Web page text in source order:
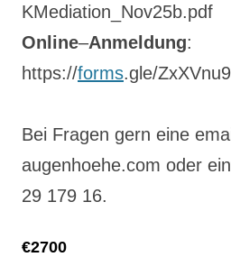
KMediation_Nov25b.pdf
Online–Anmeldung:
https://forms.gle/
Bei Fragen gern eine
augenhoehe.com oder
29 179 16.
€2700